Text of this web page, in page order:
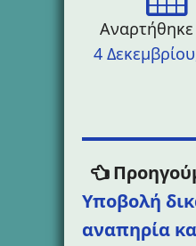
4
άρθρων
Υποβολή
αναπηρία